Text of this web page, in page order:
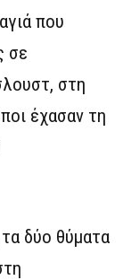
που
σε
στη
έχασαν τη
δύο θύματα